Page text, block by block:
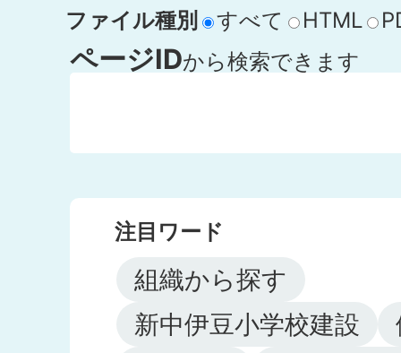
ファイル種別
すべて HTML
ページIDから検索できます
注目ワード
組織から探す
新中伊豆小学校建設